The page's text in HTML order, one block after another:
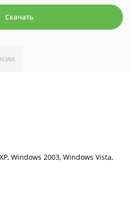
Скачать
Windows 2003, Windows Vista,